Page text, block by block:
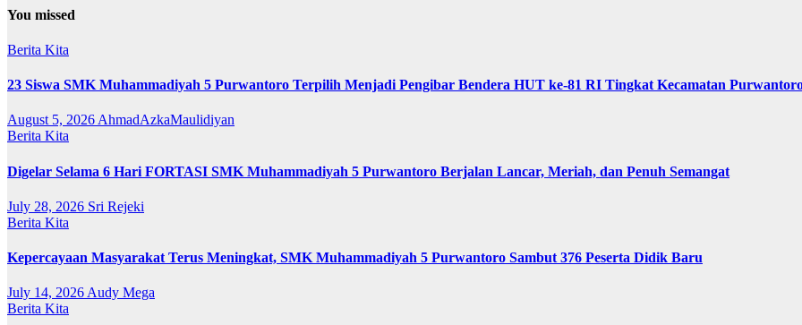
You missed
Berita Kita
23 Siswa SMK Muhammadiyah 5 Purwantoro Terpilih Menjadi Pengibar Bendera HUT ke-81 RI Tingkat Kecamatan
August 5, 2026 AhmadAzkaMaulidiyan
Berita Kita
Digelar Selama 6 Hari FORTASI SMK Muhammadiyah 5 Purwantoro Berjalan Lancar, Meriah, dan Penuh Semangat
July 28, 2026 Sri Rejeki
Berita Kita
Kepercayaan Masyarakat Terus Meningkat, SMK Muhammadiyah 5 Purwantoro Sambut 376 Peserta Didik Baru
July 14, 2026 Audy Mega
Berita Kita